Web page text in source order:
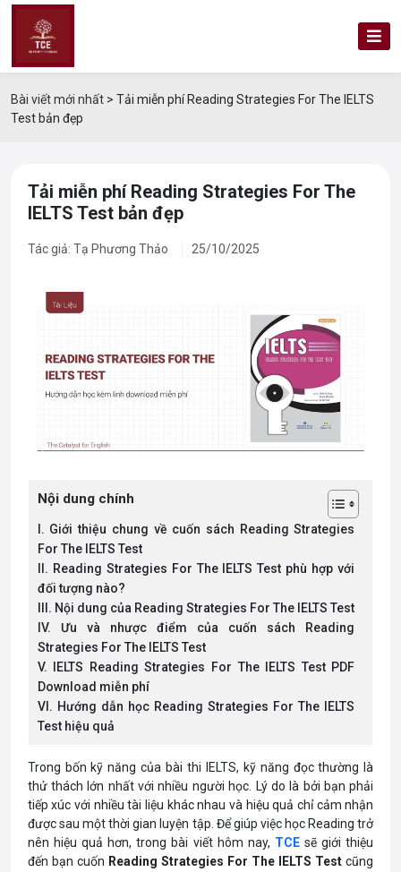
Bài viết mới nhất > Tải miễn phí Reading Strategies For The IELTS
Test bản đẹp
Tải miễn phí Reading Strategies For The
IELTS Test bản đẹp
Tác giả: Tạ Phương Thảo 25/10/2025
Nội dung chính
I. Giới thiệu chung về cuốn sách Reading Strategies
For The IELTS Test
II. Reading Strategies For The IELTS Test phù hợp với
đối tượng nào?
III. Nội dung của Reading Strategies For The IELTS Test
IV. Ưu và nhược điểm của cuốn sách Reading
Strategies For The IELTS Test
V. IELTS Reading Strategies For The IELTS Test PDF
Download miễn phí
VI. Hướng dẫn học Reading Strategies For The IELTS
Test hiệu quả
Trong bốn kỹ năng của bài thi IELTS, kỹ năng đọc thường là
thử thách lớn nhất với nhiều người học. Lý do là bởi bạn phải
tiếp xúc với nhiều tài liệu khác nhau và hiệu quả chỉ cảm nhận
được sau một thời gian luyện tập. Để giúp việc học Reading trở
nên hiệu quả hơn, trong bài viết hôm nay, TCEsẽ giới thiệu
đến bạn cuốn Reading Strategies For The IELTS Test cũng